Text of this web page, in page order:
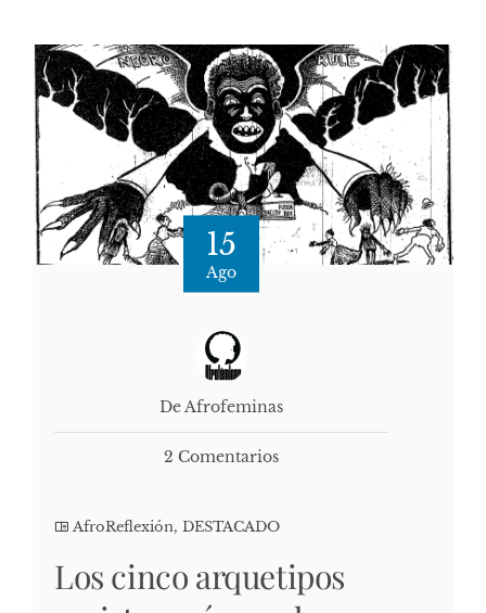
15
Ago
De Afrofeminas
2 Comentarios
AfroReflexión, DESTACADO
Los cinco arquetipos